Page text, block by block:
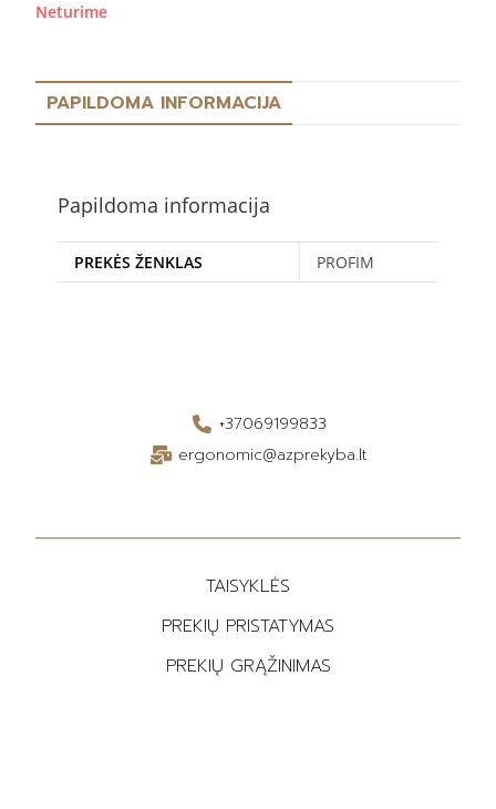
Neturime
PAPILDOMA INFORMACIJA
Papildoma informacija
PREKĖS ŽENKLAS PROFIM
+37069199833
ergonomic@azprekyba.lt
TAISYKLĖS
PREKIŲ PRISTATYMAS
PREKIŲ GRĄŽINIMAS